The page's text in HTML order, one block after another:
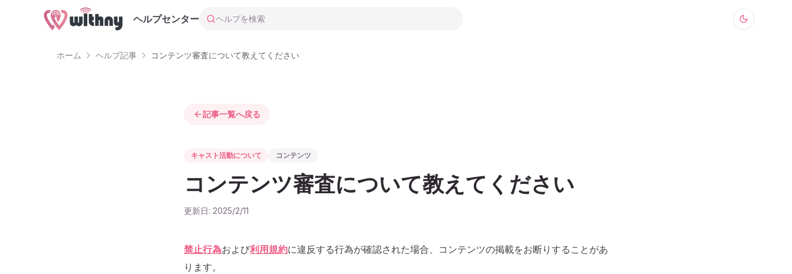
ヘルプセンター ヘルプを検索
ホーム ヘルプ記事 コンテンツ審査について教えてください
記事一覧へ戻る
キャスト活動について コンテンツ
コンテンツ審査について教えてください
更新日: 2025/2/11
禁止行為および利用規約に違反する行為が確認された場合、コンテンツの掲載をお断りすることがあ
ります。